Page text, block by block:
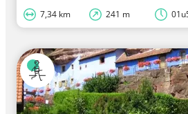
7,34 km 241 m